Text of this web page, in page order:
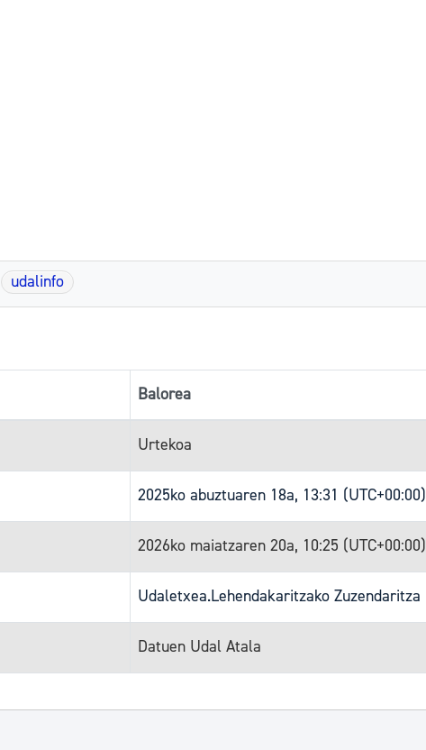
udalinfo
Balorea
Urtekoa
2025ko abuztuaren 18a, 13:31 (UTC+00:00)
2026ko maiatzaren 20a, 10:25 (UTC+00:00)
Udaletxea.Lehendakaritzako Zuzendaritza
Datuen Udal Atala